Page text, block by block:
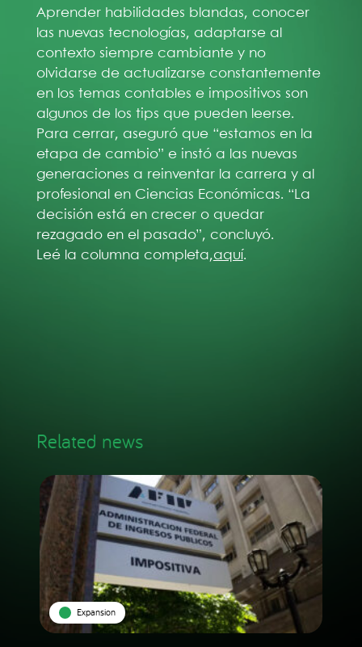
Aprender habilidades blandas, conocer
las nuevas tecnologías, adaptarse al
contexto siempre cambiante y no
olvidarse de actualizarse constantemente
en los temas contables e impositivos son
algunos de los tips que pueden leerse.
Para cerrar, aseguró que “estamos en la
etapa de cambio” e instó a las nuevas
generaciones a reinventar la carrera y al
profesional en Ciencias Económicas. “La
decisión está en crecer o quedar
rezagado en el pasado”, concluyó.
Leé la columna completa,aquí.
Related news
Expansion